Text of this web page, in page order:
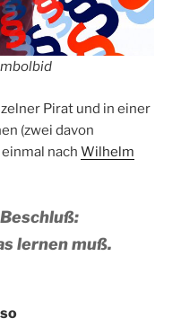
Pirat und in einer
(zwei davon
nach Wilhelm
lernen muß.